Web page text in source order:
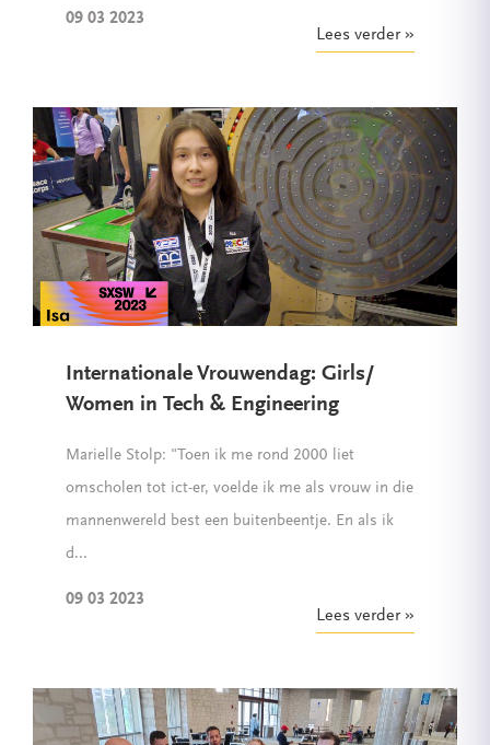
09 03 2023
Lees verder
Internationale Vrouwendag: Girls/
Women in Tech & Engineering
Marielle Stolp: "Toen ik me rond 2000 liet
omscholen tot ict-er, voelde ik me als vrouw in die
mannenwereld best een buitenbeentje. En als ik
d...
09 03 2023
Lees verder